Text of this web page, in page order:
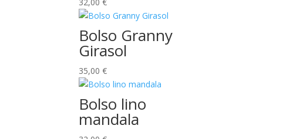
Bolso Granny
Girasol
35,00€
Bolso lino
mandala